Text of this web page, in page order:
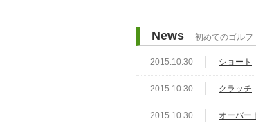
News 初めてのゴルフ
2015.10.30 ショート
2015.10.30 クラッチ
2015.10.30 オーバー